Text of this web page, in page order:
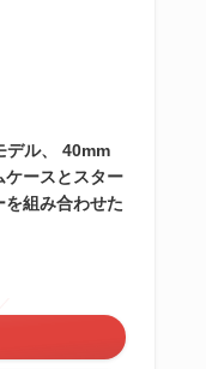
デル、 40mm
ケースとスター
組み合わせた